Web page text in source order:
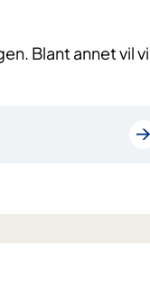
Blant annet vil vi